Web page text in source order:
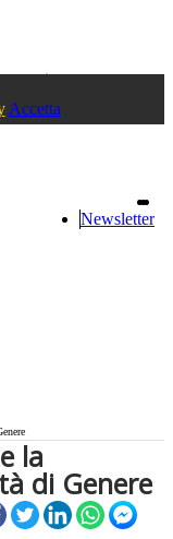
Accedioppure registrati
Accetta
Newsletter
la
di Genere